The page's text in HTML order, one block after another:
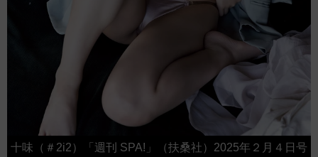
十味（＃2i2）「週刊 SPA!」（扶桑社）2025年２月４日号